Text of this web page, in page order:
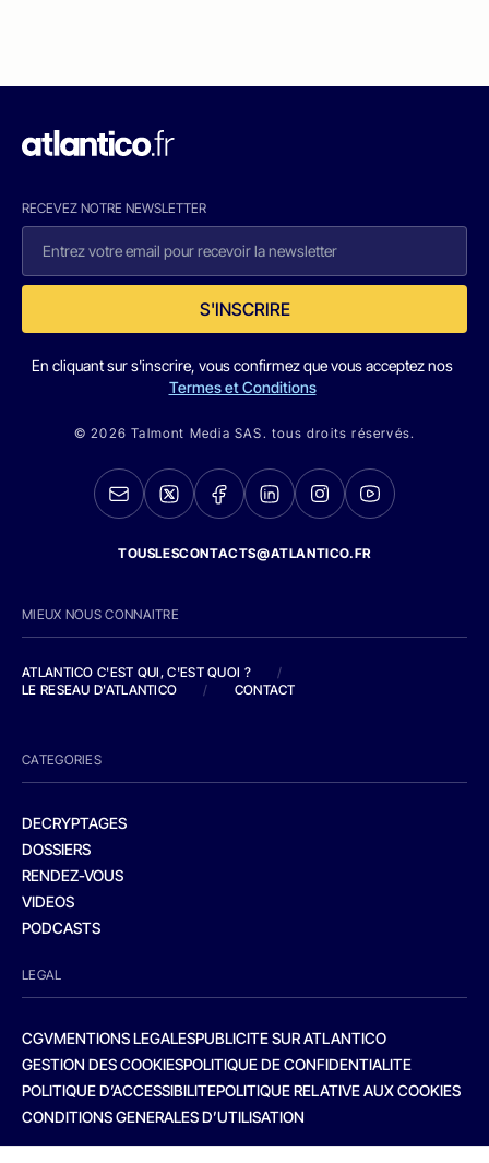
RECEVEZ NOTRE NEWSLETTER
S'INSCRIRE
En cliquant sur s'inscrire, vous confirmez que vous acceptez nos
Termes et Conditions
© 2026 Talmont Media SAS. tous droits réservés.
TOUSLESCONTACTS@ATLANTICO.FR
MIEUX NOUS CONNAITRE
ATLANTICO C'EST QUI, C'EST QUOI ?
/
LE RESEAU D'ATLANTICO
/ CONTACT
CATEGORIES
DECRYPTAGES
DOSSIERS
RENDEZ-VOUS
VIDEOS
PODCASTS
LEGAL
CGVMENTIONS LEGALESPUBLICITE SUR ATLANTICO
GESTION DES COOKIESPOLITIQUE DE CONFIDENTIALITE
POLITIQUE D’ACCESSIBILITEPOLITIQUE RELATIVE AUX COOKIES
CONDITIONS GENERALES D’UTILISATION